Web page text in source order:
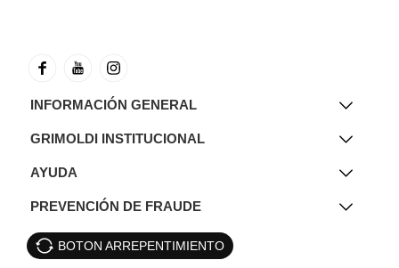
INFORMACIÓN GENERAL
GRIMOLDI INSTITUCIONAL
AYUDA
PREVENCIÓN DE FRAUDE
BOTON ARREPENTIMIENTO